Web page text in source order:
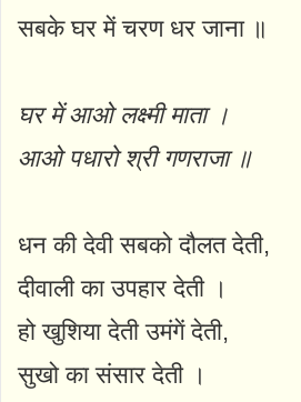
सबके घर में चरण धर जाना ॥
घर में आओ लक्ष्मी माता ।
आओ पधारो श्री गणराजा ॥
धन की देवी सबको दौलत देती,
दीवाली का उपहार देती ।
हो खुशिया देती उमंगें देती,
सुखो का संसार देती ।